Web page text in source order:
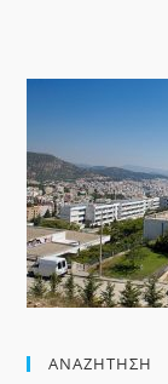
ΑΝΑΖΉΤΗΣΗ